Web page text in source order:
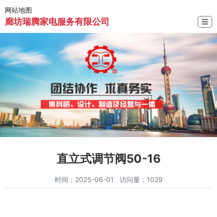
网站地图
廊坊瑞腾家电服务有限公司 ☰
直立式调节阀50-16
时间：2025-06-01 访问量：1029